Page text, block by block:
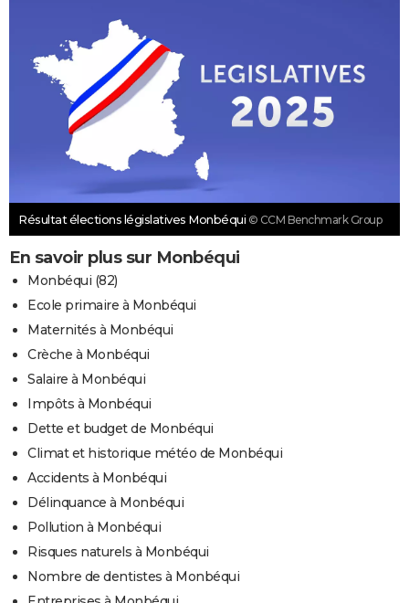
Résultat élections législatives Monbéqui © CCM Benchmark Group
En savoir plus sur Monbéqui
Monbéqui (82)
Ecole primaire à Monbéqui
Maternités à Monbéqui
Crèche à Monbéqui
Salaire à Monbéqui
Impôts à Monbéqui
Dette et budget de Monbéqui
Climat et historique météo de Monbéqui
Accidents à Monbéqui
Délinquance à Monbéqui
Pollution à Monbéqui
Risques naturels à Monbéqui
Nombre de dentistes à Monbéqui